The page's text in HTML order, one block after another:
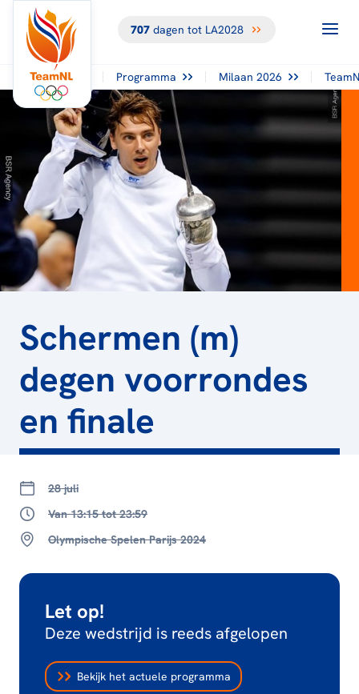
707dagen tot LA2028
Programma Milaan 2026
Schermen (m)
degen voorrondes
en finale
28 juli
Van 13:15 tot 23:59
Olympische Spelen Parijs 2024
Let op!
Deze wedstrijd is reeds afgelopen
Bekijk het actuele programma
TERUG NAAR
OVERZICHT